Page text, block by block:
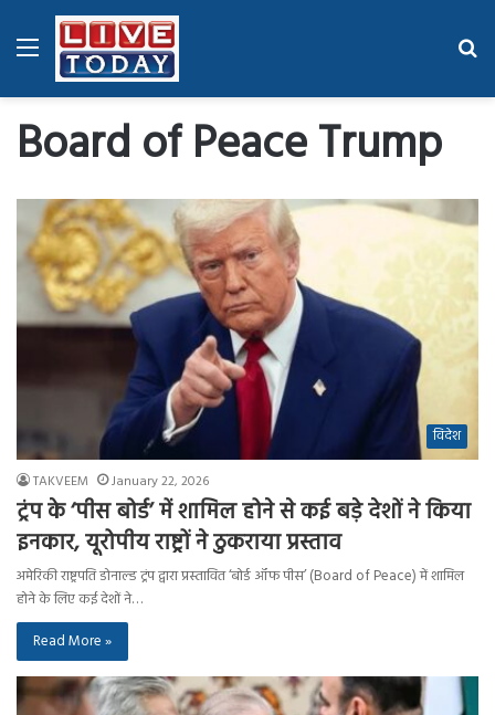
Menu
Board of Peace Trump
विदेश
TAKVEEM January 22, 2026
ट्रंप के ‘पीस बोर्ड’ में शामिल होने से कई बड़े देशों ने किया
इनकार, यूरोपीय राष्ट्रों ने ठुकराया प्रस्ताव
अमेरिकी राष्ट्रपति डोनाल्ड ट्रंप द्वारा प्रस्तावित ‘बोर्ड ऑफ पीस’ (Board of Peace) में शामिल
होने के लिए कई देशों ने…
Read More »